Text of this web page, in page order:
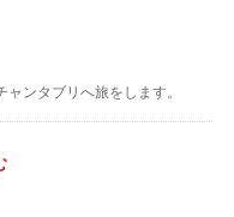
ンタブリへ旅をします。